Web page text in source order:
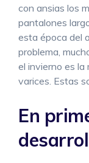
con ansias los
pantalones
esta época del
problema,
el invierno es la
varices. Estas
En